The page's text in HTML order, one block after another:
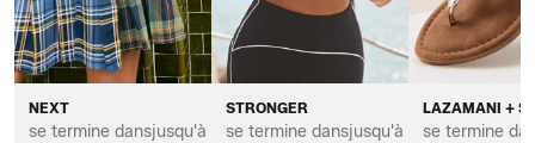
NEXT
se termine dansjusqu'à *
STRONGER
se termine dansjusqu'à *
LAZAMANI +
se termine